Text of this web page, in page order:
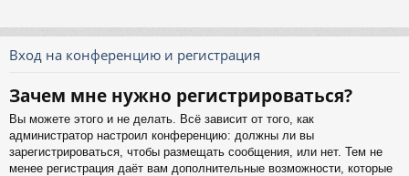
Вход на конференцию и регистрация
Зачем мне нужно регистрироваться?
Вы можете этого и не делать. Всё зависит от того, как
администратор настроил конференцию: должны ли вы
зарегистрироваться, чтобы размещать сообщения, или нет. Тем не
менее регистрация даёт вам дополнительные возможности, которые